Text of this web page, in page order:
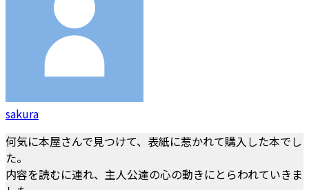
sakura
何気に本屋さんで見つけて、表紙に惹かれて購入した本でし
た。
内容を読むに連れ、主人公達の心の動きにとらわれていきま